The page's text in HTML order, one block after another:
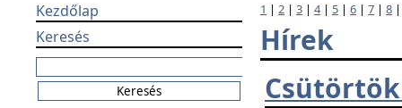
Kezdőlap
Keresés
1 | 2 | 3 | 4| 5 | 6 | 7 | 8
Hírek